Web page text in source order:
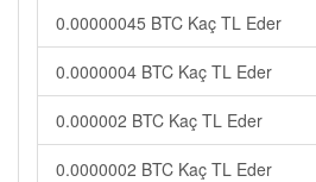
0.00000045 BTC Kaç TL Eder
0.0000004 BTC Kaç TL Eder
0.000002 BTC Kaç TL Eder
0.0000002 BTC Kaç TL Eder